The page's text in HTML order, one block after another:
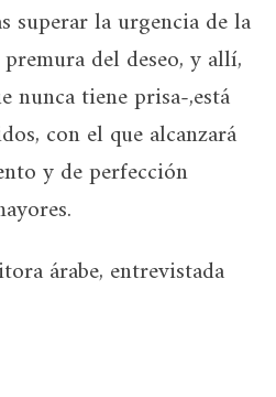
superar la urgencia de la
del deseo, y allí,
nunca tiene prisa-,está
con el que alcanzará
y de perfección
árabe, entrevistada